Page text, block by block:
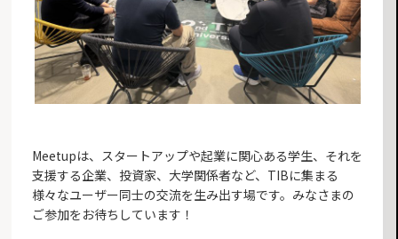
Meetupは、スタートアップや起業に関心ある学生、それを
支援する企業、投資家、大学関係者など、TIBに集まる
様々なユーザー同士の交流を生み出す場です。みなさまの
ご参加をお待ちしています！